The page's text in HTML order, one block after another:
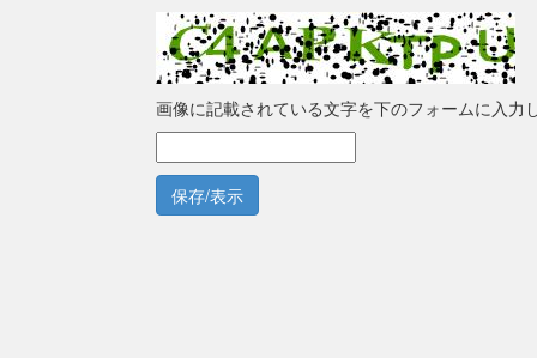
画像に記載されている文字を下のフォームに入力
保存/表示